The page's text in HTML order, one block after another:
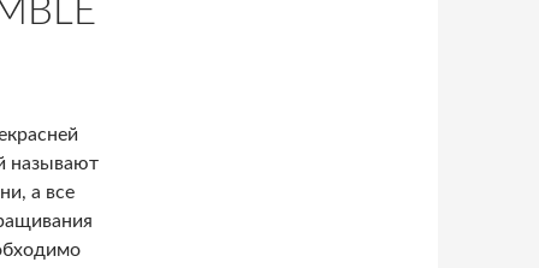
называют
а все